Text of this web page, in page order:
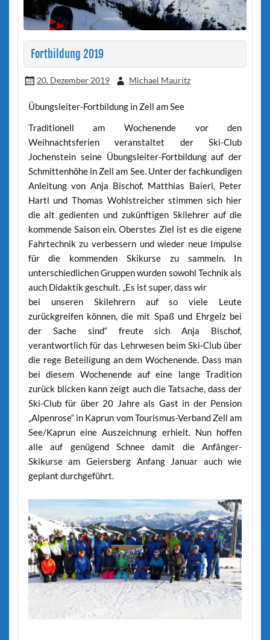
Fortbildung 2019
20. Dezember 2019 Michael Mauritz
Übungsleiter-Fortbildung in Zell am See
Traditionell am Wochenende vor den
Weihnachtsferien veranstaltet der Ski-Club
Jochenstein seine Übungsleiter-Fortbildung auf der
Schmittenhöhe in Zell am See. Unter der fachkundigen
Anleitung von Anja Bischof, Matthias Baierl, Peter
Hartl und Thomas Wohlstreicher stimmen sich hier
die alt gedienten und zukünftigen Skilehrer auf die
kommende Saison ein. Oberstes Ziel ist es die eigene
Fahrtechnik zu verbessern und wieder neue Impulse
für die kommenden Skikurse zu sammeln. In
unterschiedlichen Gruppen wurden sowohl Technik als
auch Didaktik geschult. „Es ist super, dass wir
bei unseren Skilehrern auf so viele Leute
zurückgreifen können, die mit Spaß und Ehrgeiz bei
der Sache sind“ freute sich Anja Bischof,
verantwortlich für das Lehrwesen beim Ski-Club über
die rege Beteiligung an dem Wochenende. Dass man
bei diesem Wochenende auf eine lange Tradition
zurück blicken kann zeigt auch die Tatsache, dass der
Ski-Club für über 20 Jahre als Gast in der Pension
„Alpenrose“ in Kaprun vom Tourismus-Verband Zell am
See/Kaprun eine Auszeichnung erhielt. Nun hoffen
alle auf genügend Schnee damit die Anfänger-
Skikurse am Geiersberg Anfang Januar auch wie
geplant durchgeführt.